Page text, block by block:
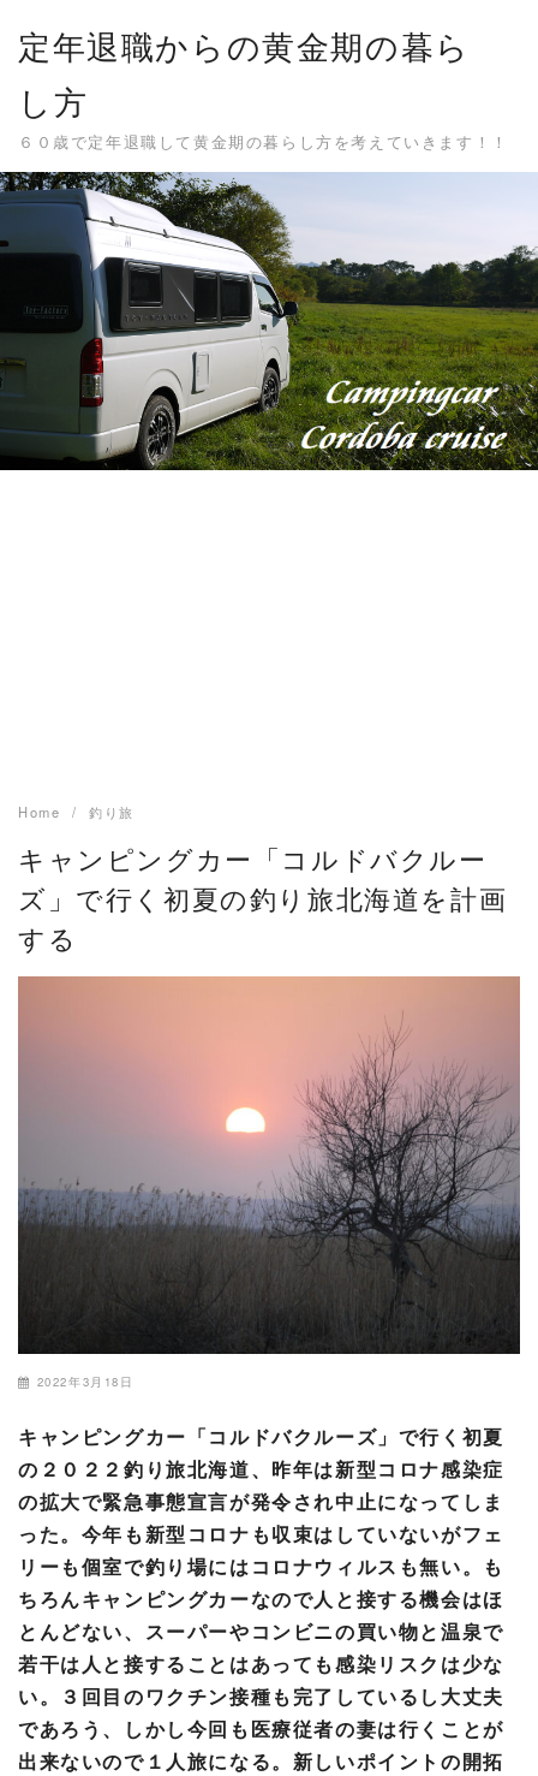
content
定年退職からの黄金期の暮ら
し方
６０歳で定年退職して黄金期の暮らし方を考えていきます！！
Home 釣り旅
キャンピングカー「コルドバクルー
ズ」で行く初夏の釣り旅北海道を計画
する
2022年3月18日
キャンピングカー「コルドバクルーズ」で行く初夏
の２０２２釣り旅北海道、昨年は新型コロナ感染症
の拡大で緊急事態宣言が発令され中止になってしま
った。今年も新型コロナも収束はしていないがフェ
リーも個室で釣り場にはコロナウィルスも無い。も
ちろんキャンピングカーなので人と接する機会はほ
とんどない、スーパーやコンビニの買い物と温泉で
若干は人と接することはあっても感染リスクは少な
い。３回目のワクチン接種も完了しているし大丈夫
であろう、しかし今回も医療従者の妻は行くことが
出来ないので１人旅になる。新しいポイントの開拓